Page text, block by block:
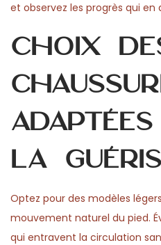
et observez les progrès qui en
Choix
la
Optez pour des modèles
mouvement naturel du pied.
qui entravent la circulation